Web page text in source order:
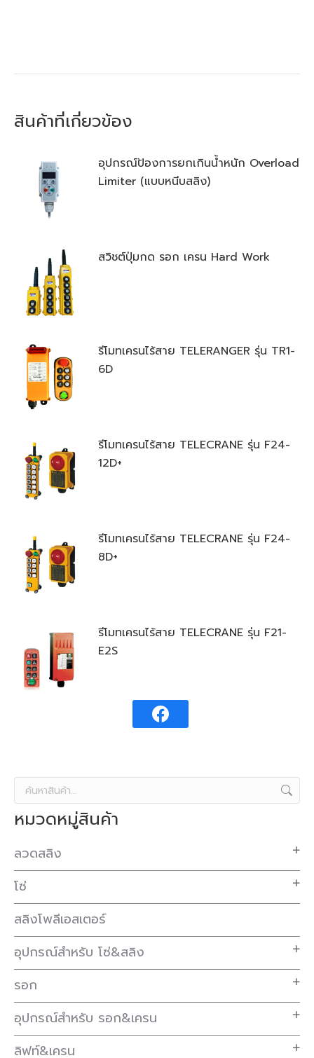
สินค้าที่เกี่ยวข้อง
อุปกรณ์ป้องการยกเกินน้ำหนัก Overload
Limiter (แบบหนีบสลิง)
สวิชต์ปุ่มกด รอก เครน Hard Work
รีโมทเครนไร้สาย TELERANGER รุ่น TR1-
6D
รีโมทเครนไร้สาย TELECRANE รุ่น F24-
12D+
รีโมทเครนไร้สาย TELECRANE รุ่น F24-
8D+
รีโมทเครนไร้สาย TELECRANE รุ่น F21-
E2S
หมวดหมู่สินค้า
ลวดสลิง
โซ่
สลิงโพลีเอสเตอร์
อุปกรณ์สำหรับ โซ่&สลิง
รอก
อุปกรณ์สำหรับ รอก&เครน
ลิฟท์&เครน